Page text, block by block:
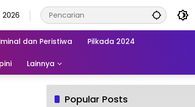
dan Peristiwa Pilkada 2024
Lainnya
Popular Posts